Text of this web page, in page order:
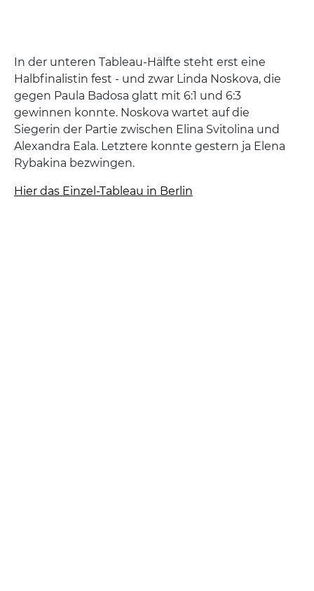
In der unteren Tableau-Hälfte steht erst eine
Halbfinalistin fest - und zwar Linda Noskova, die
gegen Paula Badosa glatt mit 6:1 und 6:3
gewinnen konnte. Noskova wartet auf die
Siegerin der Partie zwischen Elina Svitolina und
Alexandra Eala. Letztere konnte gestern ja Elena
Rybakina bezwingen.
Hier das Einzel-Tableau in Berlin